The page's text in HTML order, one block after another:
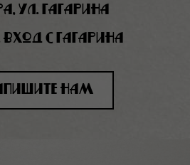
ул. Гагарина
с Гагарина
нам